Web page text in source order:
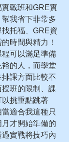
實戰班和GRE實
幫我省下非常多
找托福、GRE資
時間與精力！
程可以滿足準備
裕的人，而學堂
排課方面比較不
授班的限制、課
以挑重點跳著
適合我這種只
月才開始準備的
過實戰將技巧內